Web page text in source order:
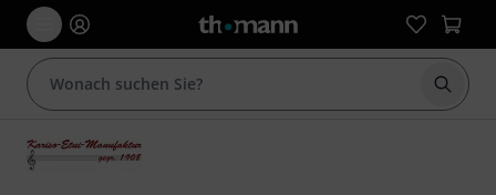
Suche